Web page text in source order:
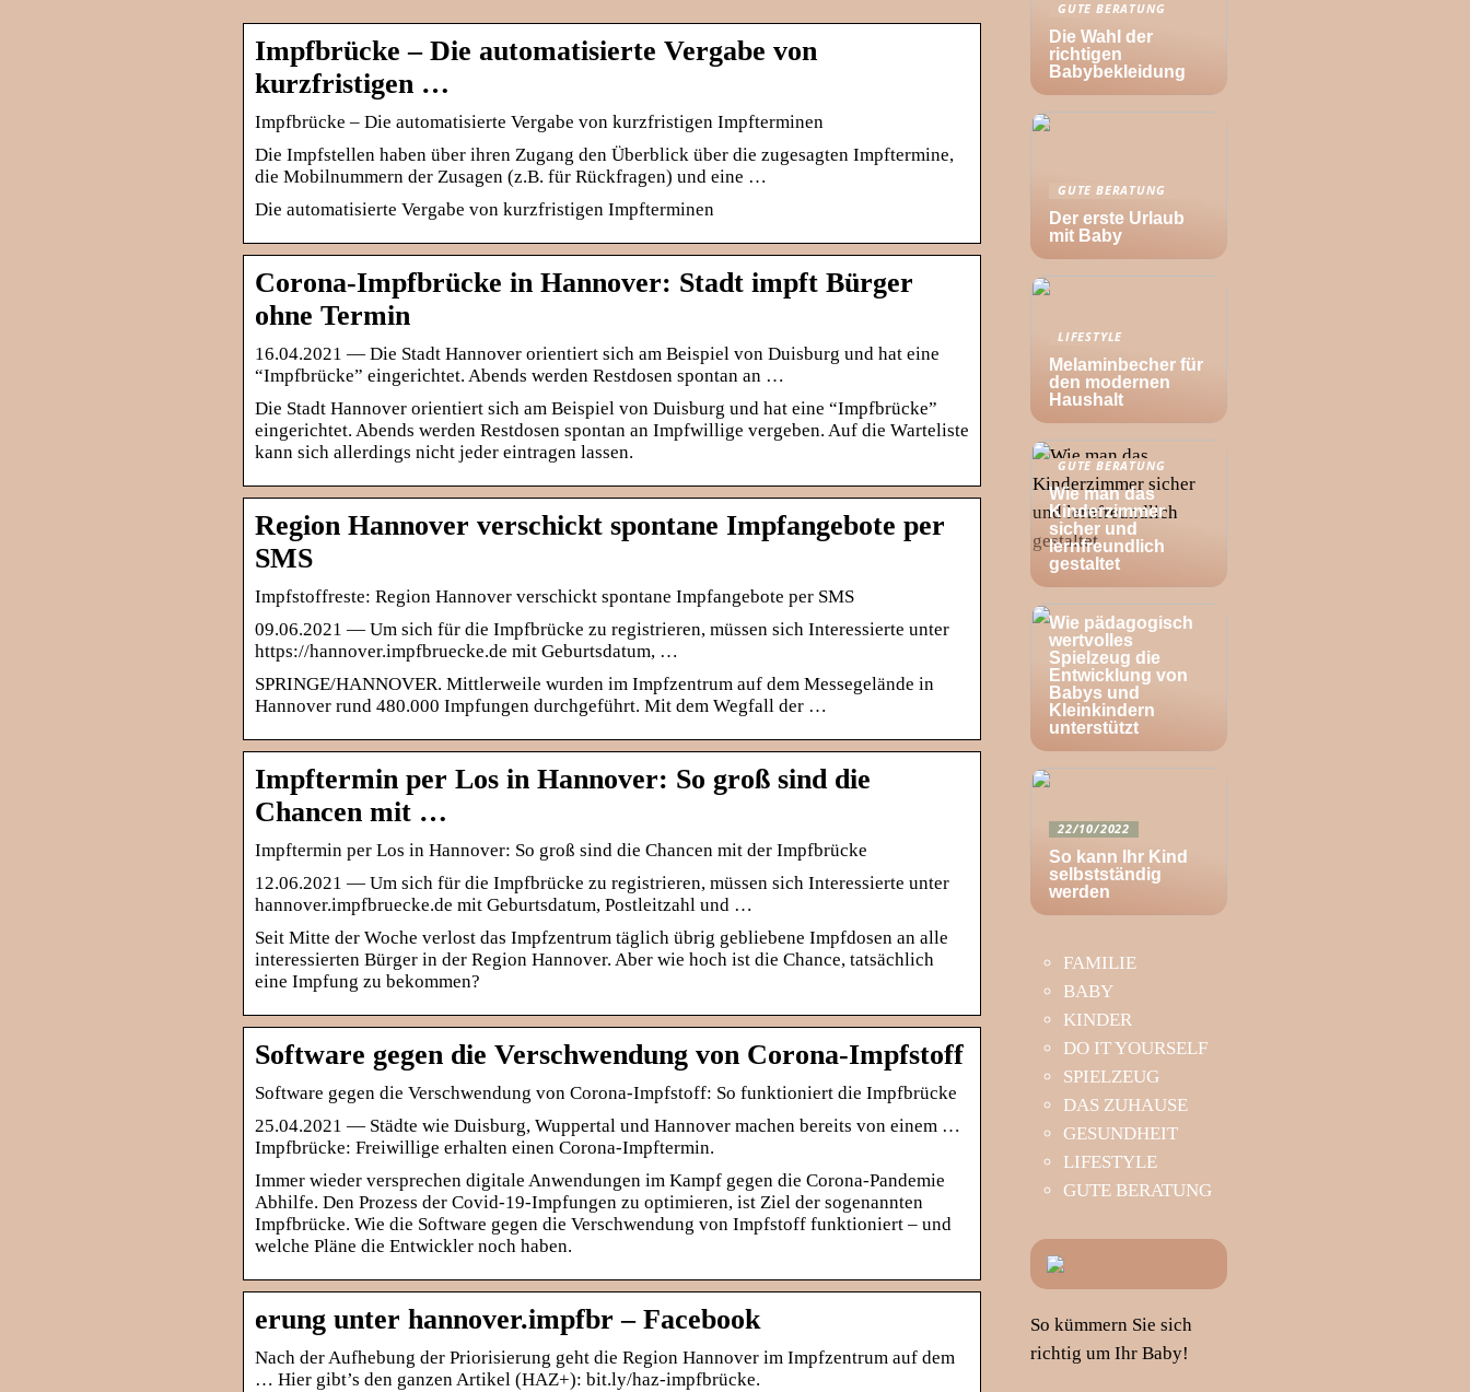
Impfbrücke – Die automatisierte Vergabe von
kurzfristigen …
Impfbrücke – Die automatisierte Vergabe von kurzfristigen Impfterminen
Die Impfstellen haben über ihren Zugang den Überblick über die zugesagten Impftermine,
die Mobilnummern der Zusagen (z.B. für Rückfragen) und eine …
Die automatisierte Vergabe von kurzfristigen Impfterminen
Corona-Impfbrücke in Hannover: Stadt impft Bürger
ohne Termin
16.04.2021 — Die Stadt Hannover orientiert sich am Beispiel von Duisburg und hat eine
“Impfbrücke” eingerichtet. Abends werden Restdosen spontan an …
Die Stadt Hannover orientiert sich am Beispiel von Duisburg und hat eine “Impfbrücke”
eingerichtet. Abends werden Restdosen spontan an Impfwillige vergeben. Auf die Warteliste
kann sich allerdings nicht jeder eintragen lassen.
Region Hannover verschickt spontane Impfangebote per
SMS
Impfstoffreste: Region Hannover verschickt spontane Impfangebote per SMS
09.06.2021 — Um sich für die Impfbrücke zu registrieren, müssen sich Interessierte unter
https://hannover.impfbruecke.de mit Geburtsdatum, …
SPRINGE/HANNOVER. Mittlerweile wurden im Impfzentrum auf dem Messegelände in
Hannover rund 480.000 Impfungen durchgeführt. Mit dem Wegfall der …
Impftermin per Los in Hannover: So groß sind die
Chancen mit …
Impftermin per Los in Hannover: So groß sind die Chancen mit der Impfbrücke
12.06.2021 — Um sich für die Impfbrücke zu registrieren, müssen sich Interessierte unter
hannover.impfbruecke.de mit Geburtsdatum, Postleitzahl und …
Seit Mitte der Woche verlost das Impfzentrum täglich übrig gebliebene Impfdosen an alle
interessierten Bürger in der Region Hannover. Aber wie hoch ist die Chance, tatsächlich
eine Impfung zu bekommen?
Software gegen die Verschwendung von Corona-Impfstoff
Software gegen die Verschwendung von Corona-Impfstoff: So funktioniert die Impfbrücke
25.04.2021 — Städte wie Duisburg, Wuppertal und Hannover machen bereits von einem …
Impfbrücke: Freiwillige erhalten einen Corona-Impftermin.
Immer wieder versprechen digitale Anwendungen im Kampf gegen die Corona-Pandemie
Abhilfe. Den Prozess der Covid-19-Impfungen zu optimieren, ist Ziel der sogenannten
Impfbrücke. Wie die Software gegen die Verschwendung von Impfstoff funktioniert – und
welche Pläne die Entwickler noch haben.
erung unter hannover.impfbr – Facebook
Nach der Aufhebung der Priorisierung geht die Region Hannover im Impfzentrum auf dem
… Hier gibt’s den ganzen Artikel (HAZ+): bit.ly/haz-impfbrücke.
GUTE BERATUNG
Die Wahl der
richtigen
Babybekleidung
GUTE BERATUNG
Der erste Urlaub
mit Baby
LIFESTYLE
Melaminbecher für
den modernen
Haushalt
GUTE BERATUNG
Wie man das
Kinderzimmer
sicher und
lernfreundlich
gestaltet
Wie pädagogisch
wertvolles
Spielzeug die
Entwicklung von
Babys und
Kleinkindern
unterstützt
22/10/2022
So kann Ihr Kind
selbstständig
werden
FAMILIE
BABY
KINDER
DO IT YOURSELF
SPIELZEUG
DAS ZUHAUSE
GESUNDHEIT
LIFESTYLE
GUTE BERATUNG
So kümmern Sie sich
richtig um Ihr Baby!